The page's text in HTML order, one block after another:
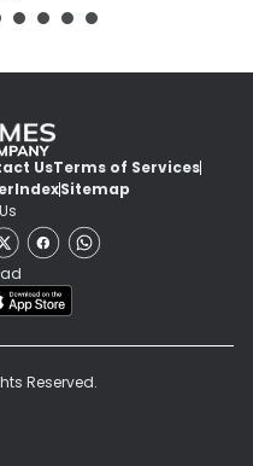
UsTerms of Services
IndexSitemap
Reserved.